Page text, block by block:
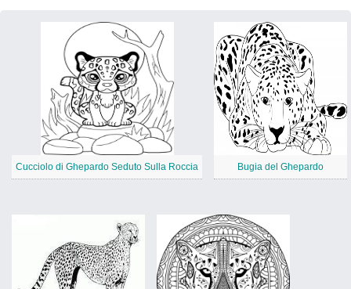
Cucciolo di Ghepardo Seduto Sulla Roccia Bugia del Ghepardo